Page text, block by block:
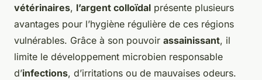
vétérinaires, l’argent colloïdal présente plusieurs
avantages pour l’hygiène régulière de ces régions
vulnérables. Grâce à son pouvoir assainissant, il
limite le développement microbien responsable
d’infections, d’irritations ou de mauvaises odeurs.